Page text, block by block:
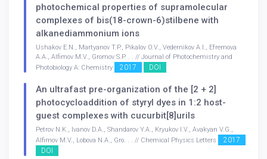
photochemical properties of supramolecular
complexes of bis(18-crown-6)stilbene with
alkanediammonium ions
Ushakov E.N., Martyanov T.P., Pikalov O.V., Vedernikov A.I., Efremova
A.A., Alfimov M.V., Gromov S.P. . . // Journal of Photochemistry and
Photobiology A: Chemistry
2017 DOI
An ultrafast pre-organization of the [2 + 2]
photocycloaddition of styryl dyes in 1:2 host-
guest complexes with cucurbit[8]urils
Petrov N.K., Ivanov D.A., Shandarov Y.A., Kryukov I.V., Avakyan V.G.,
Alfimov M.V., Lobova N.A., Gro. . . // Chemical Physics Letters
2017
DOI